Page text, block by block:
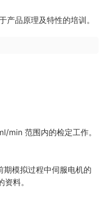
品原理及特性的培训。
min 范围内的检定工作。
模拟过程中伺服电机的
料。